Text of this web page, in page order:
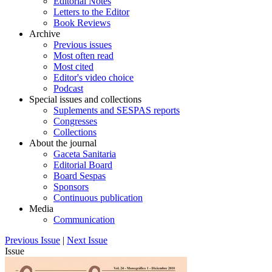
Letters to the Editor
Book Reviews
Archive
Previous issues
Most often read
Most cited
Editor's video choice
Podcast
Special issues and collections
Suplements and SESPAS reports
Congresses
Collections
About the journal
Gaceta Sanitaria
Editorial Board
Board Sespas
Sponsors
Continuous publication
Media
Communication
Previous Issue | Next Issue
Issue